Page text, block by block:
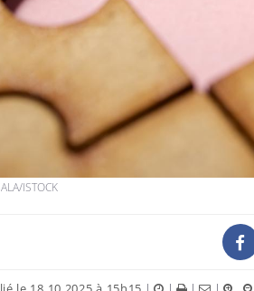
ISTOCK